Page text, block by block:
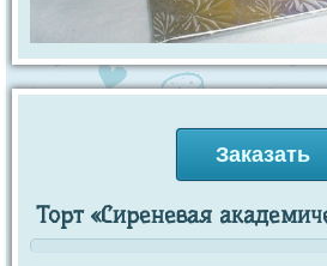
Заказать
Торт «Сиреневая